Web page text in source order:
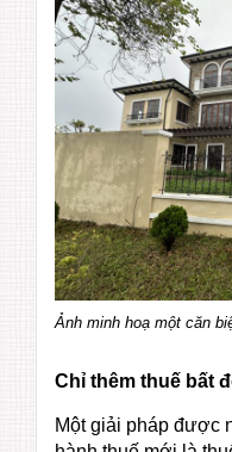
Ảnh minh hoạ một căn
Chỉ thêm thuế bất
Một giải pháp được